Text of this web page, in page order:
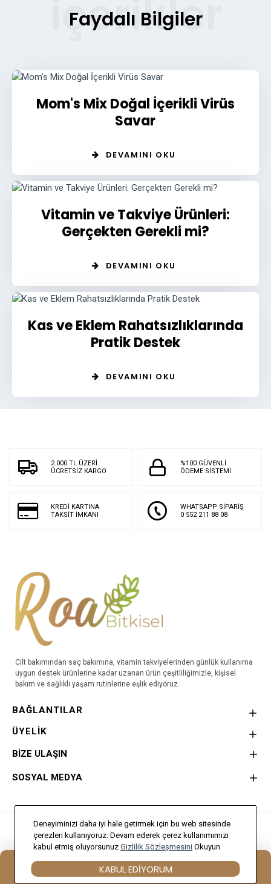
Faydalı Bilgiler
Mom's Mix Doğal İçerikli Virüs
Savar
DEVAMINI OKU
Vitamin ve Takviye Ürünleri:
Gerçekten Gerekli mi?
DEVAMINI OKU
Kas ve Eklem Rahatsızlıklarında
Pratik Destek
DEVAMINI OKU
2.000 TL ÜZERİ
ÜCRETSİZ KARGO
%100 GÜVENLİ
ÖDEME SİSTEMİ
KREDİ KARTINA
TAKSİT İMKANI
WHATSAPP SİPARİŞ
0 552 211 88 08
Cilt bakımından saç bakımına, vitamin takviyelerinden günlük kullanıma
uygun destek ürünlerine kadar uzanan ürün çeşitliliğimizle, kişisel
bakım ve sağlıklı yaşam rutinlerine eşlik ediyoruz.
BAĞLANTILAR
ÜYELİK
BİZE ULAŞIN
SOSYAL MEDYA
Bu Site Doğa CreativeTarafından hazırlanmıştır.
Anasayfa Hesabım Sipariş Takibi İletişim
KABUL EDIYORUM
Deneyiminizi daha iyi hale getirmek için bu web sitesinde
çerezleri kullanıyoruz. Devam ederek çerez kullanımımızı
kabul etmiş oluyorsunuz Gizlilik Sözleşmesini Okuyun